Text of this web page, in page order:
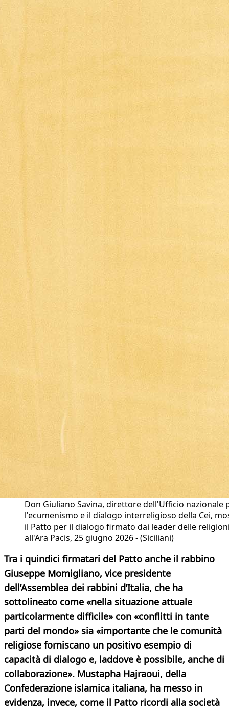
Don Giuliano Savina, direttore dell'Ufficio nazionale
l'ecumenismo e il dialogo interreligioso della Cei,
il Patto per il dialogo firmato dai leader delle
all'Ara Pacis, 25 giugno 2026 - (Siciliani)
Tra i quindici firmatari del Patto anche il rabbino
Giuseppe Momigliano, vice presidente
dell’Assemblea dei rabbini d’Italia, che ha
sottolineato come «nella situazione attuale
particolarmente difficile» con «conflitti in tante
parti del mondo» sia «importante che le comunità
religiose forniscano un positivo esempio di
capacità di dialogo e, laddove è possibile, anche di
collaborazione». Mustapha Hajraoui, della
Confederazione islamica italiana, ha messo in
evidenza, invece, come il Patto ricordi alla società